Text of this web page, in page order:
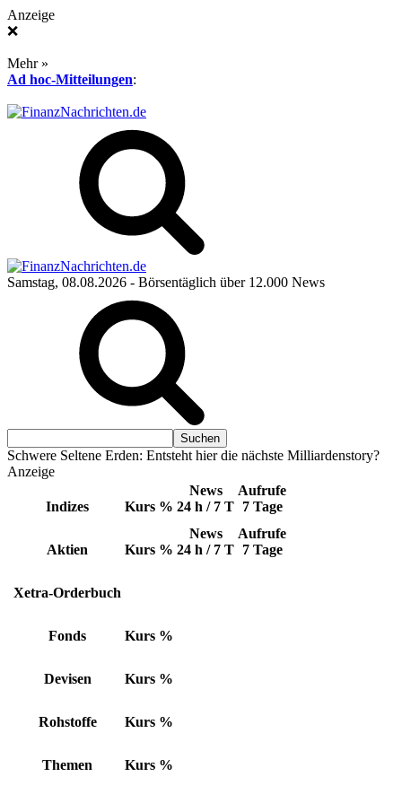
Anzeige
❌
Mehr »
Ad hoc-Mitteilungen:
Samstag, 08.08.2026 - Börsentäglich über 12.000 News
Schwere Seltene Erden: Entsteht hier die nächste Milliardenstory?
Anzeige
Indizes Kurs %
News
24 h / 7 T
Aufrufe
7 Tage
Aktien Kurs %
News
24 h / 7 T
Aufrufe
7 Tage
Xetra-Orderbuch
Fonds Kurs %
Devisen Kurs %
Rohstoffe Kurs %
Themen Kurs %